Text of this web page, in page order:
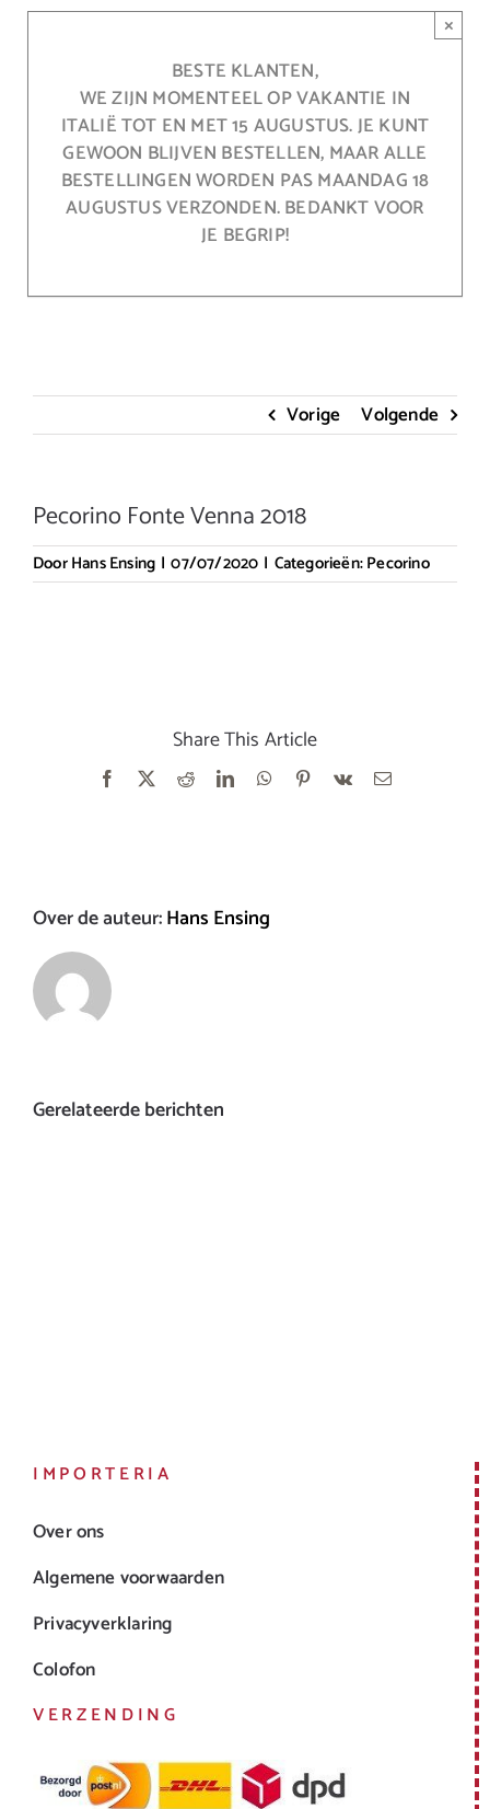
BESTE KLANTEN,
WE ZIJN MOMENTEEL OP VAKANTIE IN
ITALIË TOT EN MET 15 AUGUSTUS. JE KUNT
GEWOON BLIJVEN BESTELLEN, MAAR ALLE
BESTELLINGEN WORDEN PAS MAANDAG 18
AUGUSTUS VERZONDEN. BEDANKT VOOR
JE BEGRIP!
×
Vorige Volgende
Pecorino Fonte Venna 2018
DoorHans Ensing | 07/07/2020 | Categorieën:Pecorino
Share This Article
Facebook RedditLinkedInWhatsApp
Pinterest
Vk
E-
Over de auteur:Hans Ensing
Gerelateerde berichten
IMPORTERIA
Over ons
Algemene voorwaarden
Privacyverklaring
Colofon
VERZENDING